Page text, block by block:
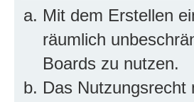
Mit dem Erstellen
räumlich
Boards zu nutzen.
Das Nutzungsrecht